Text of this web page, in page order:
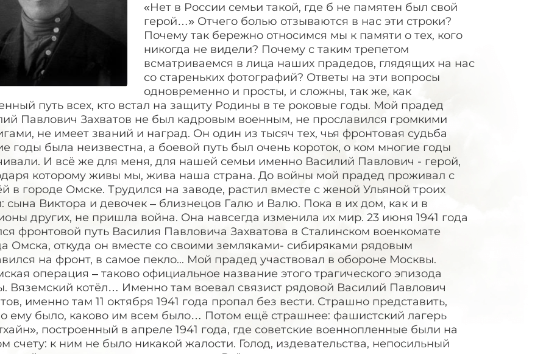
«Нет в России семьи такой, где б не памятен был свой
герой…» Отчего болью отзываются в нас эти строки?
Почему так бережно относимся мы к памяти о тех, кого
никогда не видели? Почему с таким трепетом
всматриваемся в лица наших прадедов, глядящих на нас
со стареньких фотографий? Ответы на эти вопросы
одновременно и просты, и сложны, так же, как
путь всех, кто встал на защиту Родины в те роковые годы. Мой прадед
Павлович Захватов не был кадровым военным, не прославился громкими
не имеет званий и наград. Он один из тысяч тех, чья фронтовая судьба
годы была неизвестна, а боевой путь был очень короток, о ком многие годы
И всё же для меня, для нашей семьи именно Василий Павлович - герой,
которому живы мы, жива наша страна. До войны мой прадед проживал с
в городе Омске. Трудился на заводе, растил вместе с женой Ульяной троих
сына Виктора и девочек – близнецов Галю и Валю. Пока в их дом, как и в
других, не пришла война. Она навсегда изменила их мир. 23 июня 1941 года
фронтовой путь Василия Павловича Захватова в Сталинском военкомате
Омска, откуда он вместе со своими земляками- сибиряками рядовым
на фронт, в самое пекло... Мой прадед участвовал в обороне Москвы.
операция – таково официальное название этого трагического эпизода
Вяземский котёл… Именно там воевал связист рядовой Василий Павлович
именно там 11 октября 1941 года пропал без вести. Страшно представить,
ему было, каково им всем было… Потом ещё страшнее: фашистский лагерь
построенный в апреле 1941 года, где советские военнопленные были на
счету: к ним не было никакой жалости. Голод, издевательства, непосильный